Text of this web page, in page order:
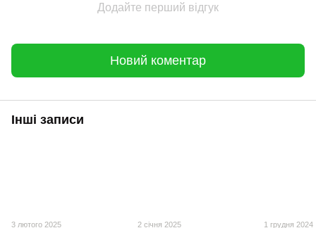
Додайте перший відгук
Новий коментар
Інші записи
3 лютого 2025 2 січня 2025 1 грудня 2024